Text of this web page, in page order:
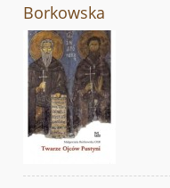
Borkowska